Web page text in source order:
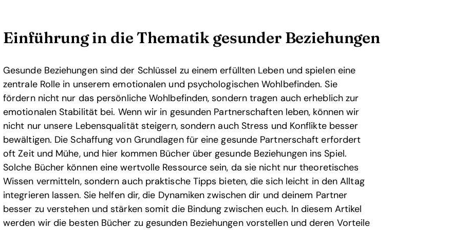
Einführung in die Thematik gesunder Beziehungen
Gesunde Beziehungen sind der Schlüssel zu einem erfüllten Leben und spielen eine
zentrale Rolle in unserem emotionalen und psychologischen Wohlbefinden. Sie
fördern nicht nur das persönliche Wohlbefinden, sondern tragen auch erheblich zur
emotionalen Stabilität bei. Wenn wir in gesunden Partnerschaften leben, können wir
nicht nur unsere Lebensqualität steigern, sondern auch Stress und Konflikte besser
bewältigen. Die Schaffung von Grundlagen für eine gesunde Partnerschaft erfordert
oft Zeit und Mühe, und hier kommen Bücher über gesunde Beziehungen ins Spiel.
Solche Bücher können eine wertvolle Ressource sein, da sie nicht nur theoretisches
Wissen vermitteln, sondern auch praktische Tipps bieten, die sich leicht in den Alltag
integrieren lassen. Sie helfen dir, die Dynamiken zwischen dir und deinem Partner
besser zu verstehen und stärken somit die Bindung zwischen euch. In diesem Artikel
werden wir die besten Bücher zu gesunden Beziehungen vorstellen und deren Vorteile